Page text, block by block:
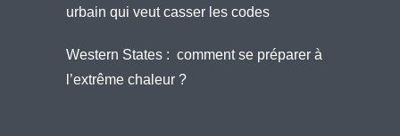
urbain qui veut casser les codes
Western States : comment se préparer à
l’extrême chaleur ?